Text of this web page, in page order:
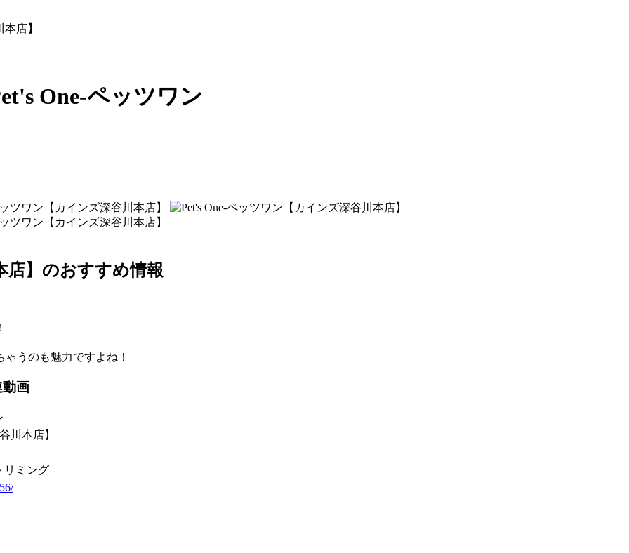
店】
One-ペッツワン
店】のおすすめ情報
うのも魅力ですよね！
動画
川本店】
リミング